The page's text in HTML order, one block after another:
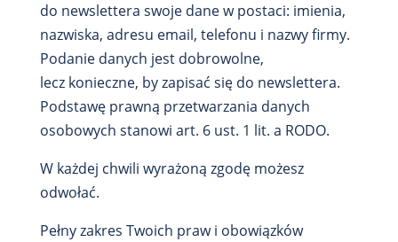
do newslettera swoje dane w postaci: imienia,
nazwiska, adresu email, telefonu i nazwy firmy.
Podanie danych jest dobrowolne,
lecz konieczne, by zapisać się do newslettera.
Podstawę prawną przetwarzania danych
osobowych stanowi art. 6 ust. 1 lit. a RODO.
W każdej chwili wyrażoną zgodę możesz
odwołać.
Pełny zakres Twoich praw i obowiązków